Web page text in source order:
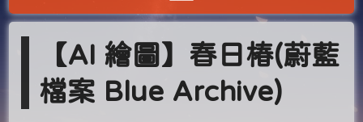
【AI 繪圖】春日椿(蔚藍
檔案 Blue Archive)